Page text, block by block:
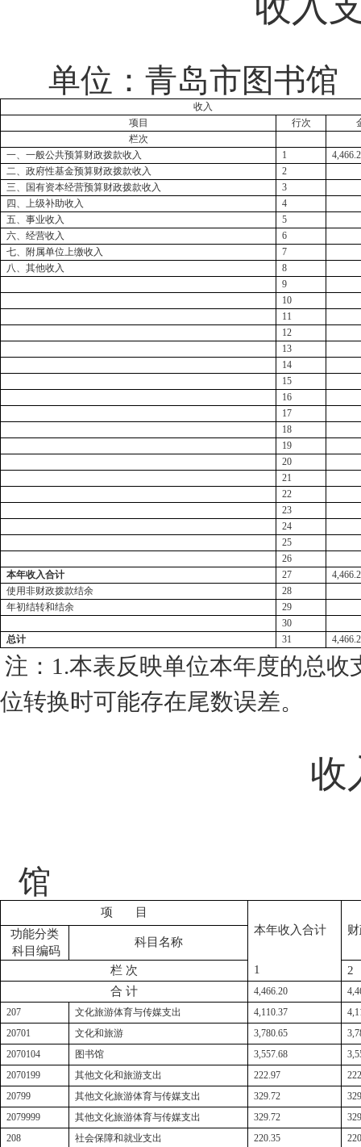
单位： 青岛市图书馆
收入
项目
行次
栏次
一、一般公共预算财政拨款收入
1
二、政府性基金预算财政拨款收入
2
三、国有资本经营预算财政拨款收入
3
四、上级补助收入
4
五、事业收入
5
六、经营收入
6
七、附属单位上缴收入
7
八、其他收入
8
9
10
11
12
13
14
15
16
17
18
19
20
21
22
23
24
25
26
本年收入合计
27
使用非财政拨款结余
28
年初结转和结余
29
30
总计
31
注： 1.本表反映单位本年度的总
位转换时可能存在尾数误差。
收
馆
项 目
本年收入合计
功能分类
科目编码
科目名称
栏 次 1
2
合 计 4,466.20
207
文化旅游体育与传媒支出 4,110.37
20701
文化和旅游 3,780.65
2070104
图书馆 3,557.68
2070199
其他文化和旅游支出 222.97
20799
其他文化旅游体育与传媒支出 329.72
2079999
其他文化旅游体育与传媒支出 329.72
208
社会保障和就业支出 220.35